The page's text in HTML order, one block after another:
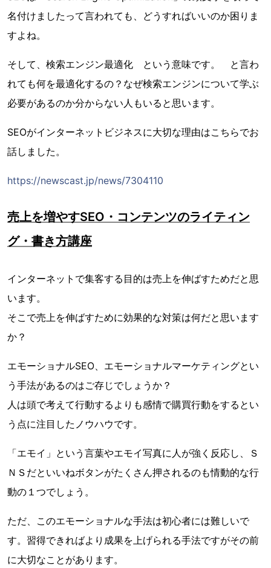
名付けましたって言われても、どうすればいいのか困りま
すよね。
そして、検索エンジン最適化 という意味です。 と言わ
れても何を最適化するの？なぜ検索エンジンについて学ぶ
必要があるのか分からない人もいると思います。
SEOがインターネットビジネスに大切な理由はこちらでお
話しました。
https://newscast.jp/news/7304110
売上を増やすSEO・コンテンツのライティン
グ・書き方講座
インターネットで集客する目的は売上を伸ばすためだと思
います。
そこで売上を伸ばすために効果的な対策は何だと思います
か？
エモーショナルSEO、エモーショナルマーケティングとい
う手法があるのはご存じでしょうか？
人は頭で考えて行動するよりも感情で購買行動をするとい
う点に注目したノウハウです。
「エモイ」という言葉やエモイ写真に人が強く反応し、Ｓ
ＮＳだといいねボタンがたくさん押されるのも情動的な行
動の１つでしょう。
ただ、このエモーショナルな手法は初心者には難しいで
す。習得できればより成果を上げられる手法ですがその前
に大切なことがあります。